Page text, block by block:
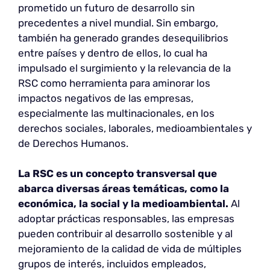
prometido un futuro de desarrollo sin
precedentes a nivel mundial. Sin embargo,
también ha generado grandes desequilibrios
entre países y dentro de ellos, lo cual ha
impulsado el surgimiento y la relevancia de la
RSC como herramienta para aminorar los
impactos negativos de las empresas,
especialmente las multinacionales, en los
derechos sociales, laborales, medioambientales y
de Derechos Humanos.
La RSC es un concepto transversal que
abarca diversas áreas temáticas, como la
económica, la social y la medioambiental. Al
adoptar prácticas responsables, las empresas
pueden contribuir al desarrollo sostenible y al
mejoramiento de la calidad de vida de múltiples
grupos de interés, incluidos empleados,